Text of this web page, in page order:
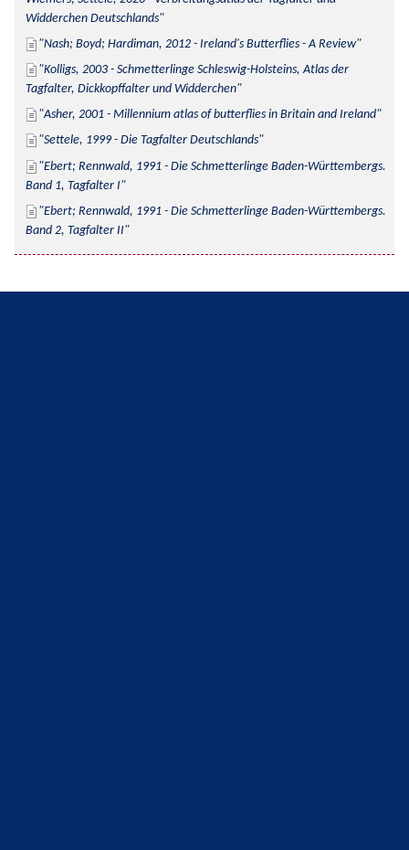
Widderchen Deutschlands
Nash; Boyd; Hardiman, 2012 - Ireland's Butterflies - A Review
Kolligs, 2003 - Schmetterlinge Schleswig-Holsteins, Atlas der
Tagfalter, Dickkopffalter und Widderchen
Asher, 2001 - Millennium atlas of butterflies in Britain and Ireland
Settele, 1999 - Die Tagfalter Deutschlands
Ebert; Rennwald, 1991 - Die Schmetterlinge Baden-Württembergs.
Band 1, Tagfalter I
Ebert; Rennwald, 1991 - Die Schmetterlinge Baden-Württembergs.
Band 2, Tagfalter II